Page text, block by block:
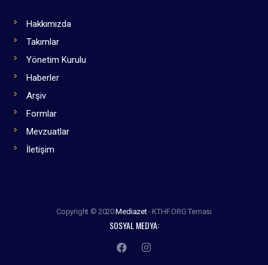
Hakkımızda
Takımlar
Yönetim Kurulu
Haberler
Arşiv
Formlar
Mevzuatlar
İletişim
Copyright © 2020Mediazet- KTHF.ORG Teması
SOSYAL MEDYA: